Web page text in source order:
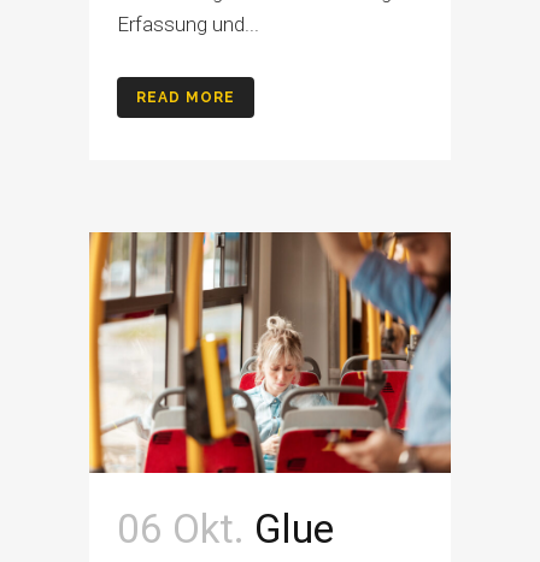
Erfassung und...
READ MORE
06 Okt. Glue